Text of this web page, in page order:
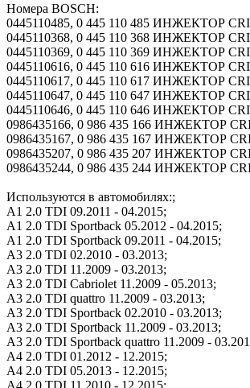
Номера BOSCH:
0445110485, 0 445 110 485 ИНЖЕКТОР
0445110368, 0 445 110 368 ИНЖЕКТОР
0445110369, 0 445 110 369 ИНЖЕКТОР
0445110616, 0 445 110 616 ИНЖЕКТОР
0445110617, 0 445 110 617 ИНЖЕКТОР
0445110647, 0 445 110 647 ИНЖЕКТОР
0445110646, 0 445 110 646 ИНЖЕКТОР
0986435166, 0 986 435 166 ИНЖЕКТОР
0986435167, 0 986 435 167 ИНЖЕКТОР
0986435207, 0 986 435 207 ИНЖЕКТОР
0986435244, 0 986 435 244 ИНЖЕКТОР
Используются в автомобилях:;
A1 2.0 TDI 09.2011 - 04.2015;
A1 2.0 TDI Sportback 05.2012 - 04.2015;
A1 2.0 TDI Sportback 09.2011 - 04.2015;
A3 2.0 TDI 02.2010 - 03.2013;
A3 2.0 TDI 11.2009 - 03.2013;
A3 2.0 TDI Cabriolet 11.2009 - 05.2013;
A3 2.0 TDI quattro 11.2009 - 03.2013;
A3 2.0 TDI Sportback 02.2010 - 03.2013;
A3 2.0 TDI Sportback 11.2009 - 03.2013;
A3 2.0 TDI Sportback quattro 11.2009 -
A4 2.0 TDI 01.2012 - 12.2015;
A4 2.0 TDI 05.2013 - 12.2015;
A4 2.0 TDI 11.2010 - 12.2015;